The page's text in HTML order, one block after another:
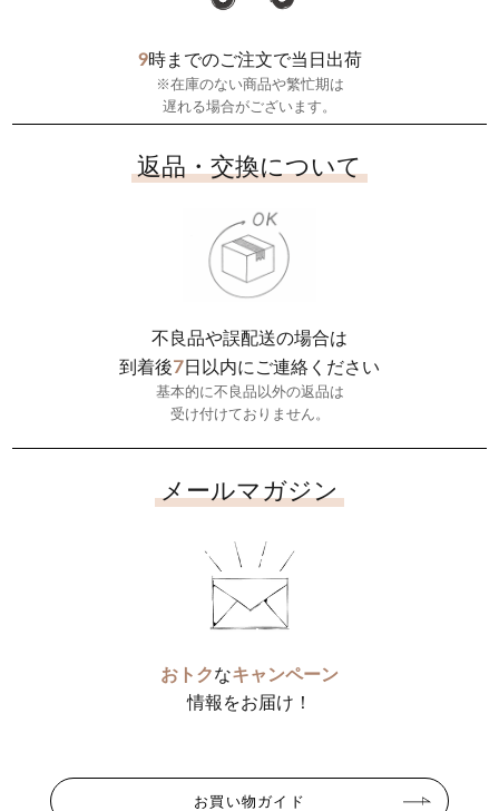
9時までのご注文で当日出荷
※在庫のない商品や繁忙期は
遅れる場合がございます。
返品・交換について
不良品や誤配送の場合は
到着後7日以内にご連絡ください
基本的に不良品以外の返品は
受け付けておりません。
メールマガジン
おトクなキャンペーン
情報をお届け！
お買い物ガイド